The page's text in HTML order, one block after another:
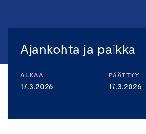
Ajankohta ja paikka
ALKAA
17.3.2026
PÄÄTTYY
17.3.2026